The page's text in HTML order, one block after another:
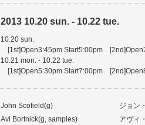
2013 10.20 sun. - 10.22 tue.
10.20 sun.
[1st]Open3:45pm Start5:00pm
10.21 mon. - 10.22 tue.
[1st]Open5:30pm Start7:00pm
John Scofield(g)
ジョン
Avi Bortnick(g, samples)
アヴィ